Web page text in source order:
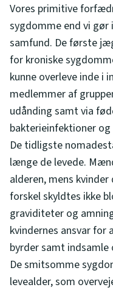
Vores primitive
sygdomme end vi
samfund. De første
for kroniske
kunne overleve inde i
medlemmer af
udånding samt via
bakterieinfektioner
De tidligste
længe de levede.
alderen, mens
forskel skyldtes ikke
graviditeter og
kvindernes ansvar
byrder samt
De smitsomme
levealder, som